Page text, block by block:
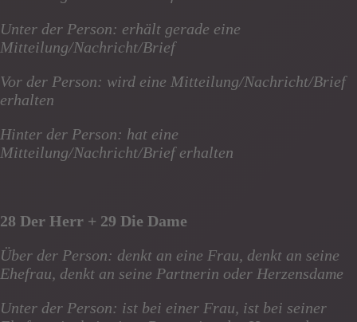
Unter der Person: erhält gerade eine
Mitteilung/Nachricht/Brief
Vor der Person: wird eine Mitteilung/Nachricht/Brief
erhalten
Hinter der Person: hat eine
Mitteilung/Nachricht/Brief erhalten
28 Der Herr + 29 Die Dame
Über der Person: denkt an eine Frau, denkt an seine
Ehefrau, denkt an seine Partnerin oder Herzensdame
Unter der Person: ist bei einer Frau, ist bei seiner